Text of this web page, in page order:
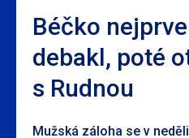
Béčko
debakl, poté
s Rudnou
Mužská záloha se v